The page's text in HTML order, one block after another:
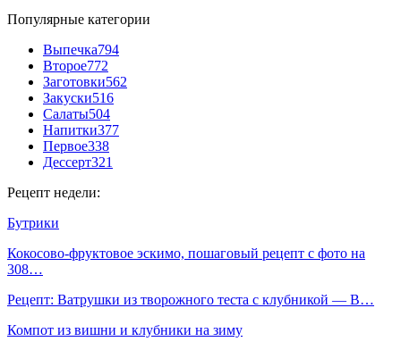
Популярные категории
Выпечка794
Второе772
Заготовки562
Закуски516
Салаты504
Напитки377
Первое338
Дессерт321
Рецепт недели:
Бутрики
Кокосово-фруктовое эскимо, пошаговый рецепт с фото на
308…
Рецепт: Ватрушки из творожного теста с клубникой — В…
Компот из вишни и клубники на зиму